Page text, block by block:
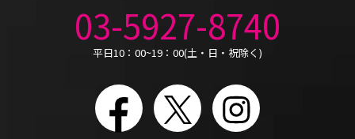
03-5927-8740
平日10：00~19：00(土・日・祝除く)
FacebookX Instagram